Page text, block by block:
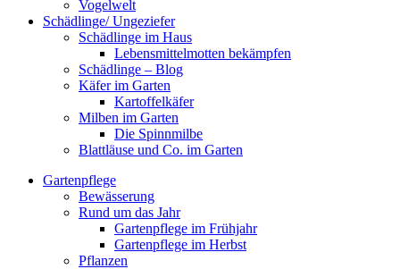
Vogelwelt
Schädlinge/ Ungeziefer
Schädlinge im Haus
Lebensmittelmotten bekämpfen
Schädlinge – Blog
Käfer im Garten
Kartoffelkäfer
Milben im Garten
Die Spinnmilbe
Blattläuse und Co. im Garten
Gartenpflege
Bewässerung
Rund um das Jahr
Gartenpflege im Frühjahr
Gartenpflege im Herbst
Pflanzen